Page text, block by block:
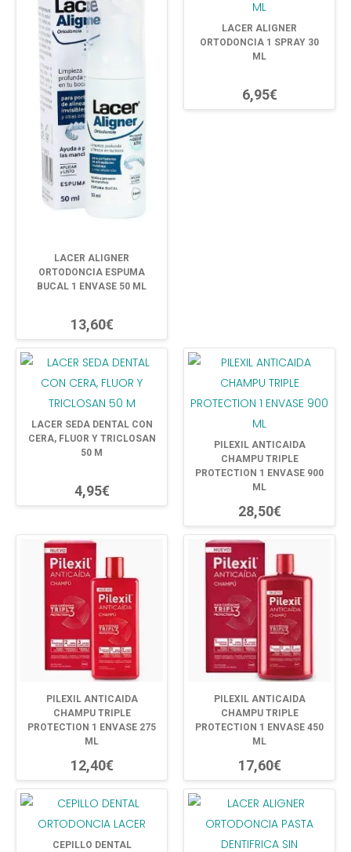
LACER ALIGNER
ORTODONCIA ESPUMA
BUCAL 1 ENVASE 50 ML
13,60€
LACER ALIGNER
ORTODONCIA 1 SPRAY 30
ML
6,95€
LACER SEDA DENTAL CON
CERA, FLUOR Y TRICLOSAN
50 M
4,95€
PILEXIL ANTICAIDA
CHAMPU TRIPLE
PROTECTION 1 ENVASE 900
ML
28,50€
PILEXIL ANTICAIDA
CHAMPU TRIPLE
PROTECTION 1 ENVASE 275
ML
12,40€
PILEXIL ANTICAIDA
CHAMPU TRIPLE
PROTECTION 1 ENVASE 450
ML
17,60€
CEPILLO DENTAL